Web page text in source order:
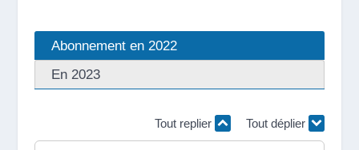
Abonnement en 2022
En 2023
Tout replier Tout déplier